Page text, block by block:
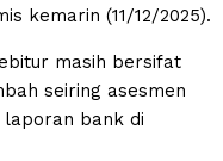
kemarin (11/12/2025).
masih bersifat
seiring asesmen
laporan bank di